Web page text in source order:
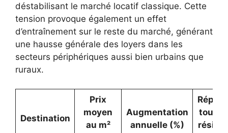
déstabilisant le marché locatif classique. Cette
tension provoque également un effet
d’entraînement sur le reste du marché, générant
une hausse générale des loyers dans les
secteurs périphériques aussi bien urbains que
ruraux.
Destination
Prix
moyen
au m²
Augmentation
annuelle (%)